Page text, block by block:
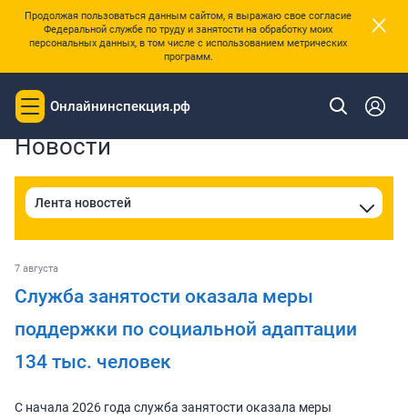
Продолжая пользоваться данным сайтом, я выражаю свое согласие
Федеральной службе по труду и занятости на обработку моих
персональных данных, в том числе с использованием метрических
программ.
×
Toggle
navigation
Онлайнинспекция.рф
Главная
Новости
7 августа
Служба занятости оказала меры
поддержки по социальной адаптации
134 тыс. человек
С начала 2026 года служба занятости оказала меры